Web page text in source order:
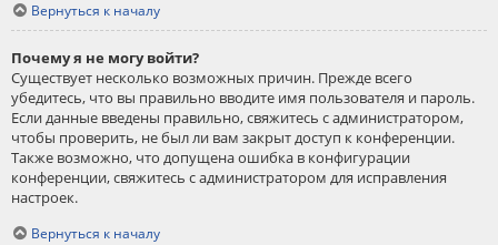
Вернуться к началу
Почему я не могу войти?
Существует несколько возможных причин. Прежде всего
убедитесь, что вы правильно вводите имя пользователя и пароль.
Если данные введены правильно, свяжитесь с администратором,
чтобы проверить, не был ли вам закрыт доступ к конференции.
Также возможно, что допущена ошибка в конфигурации
конференции, свяжитесь с администратором для исправления
настроек.
Вернуться к началу